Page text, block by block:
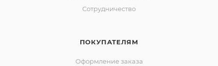
Сотрудничество
ПОКУПАТЕЛЯМ
Оформление заказа